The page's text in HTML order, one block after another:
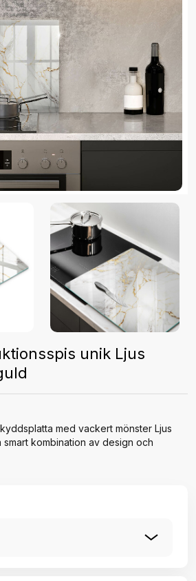
unik Ljus
med vackert mönster Ljus
smart kombination av design och